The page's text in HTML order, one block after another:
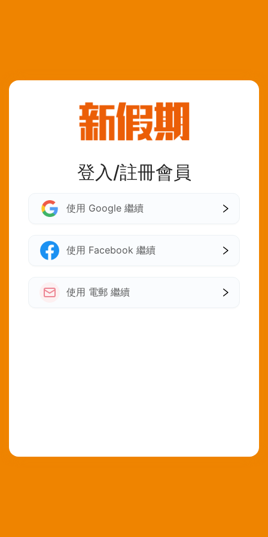
登入/註冊會員
使用 Google 繼續
使用 Facebook 繼續
使用 電郵 繼續